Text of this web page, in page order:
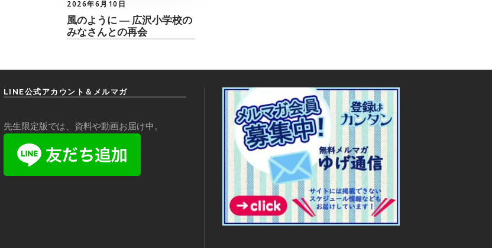
2026年6月10日
風のように ― 広沢小学校の
みなさんとの再会
LINE公式アカウント＆メルマガ
先生限定版では、資料や動画お届け中。